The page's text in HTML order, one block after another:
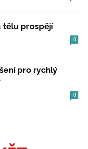
tělu prospějí
0
pro rychlý
0